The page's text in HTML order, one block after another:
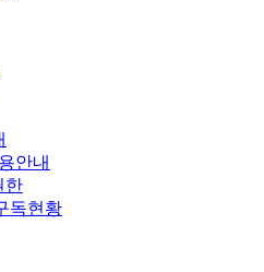
안내
한
독현황